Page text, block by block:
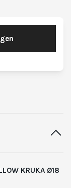
KRUKA Ø18